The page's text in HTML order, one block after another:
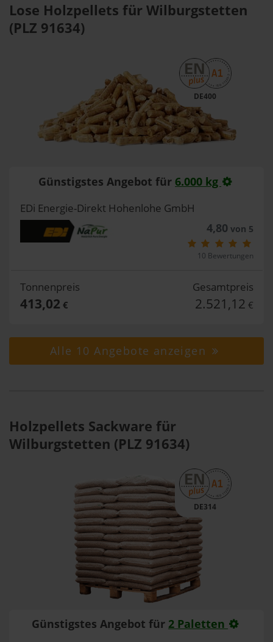
Lose Holzpellets für Wilburgstetten
(PLZ 91634)
DE400
Günstigstes Angebot für 6.000 kg
EDi Energie-Direkt Hohenlohe GmbH
4,80 von 5
10 Bewertungen
Tonnenpreis
413,02 €
Gesamtpreis
2.521,12 €
Alle 10 Angebote anzeigen
Holzpellets Sackware für
Wilburgstetten (PLZ 91634)
DE314
Günstigstes Angebot für 2 Paletten